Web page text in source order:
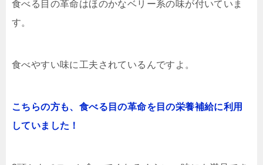
食べる目の革命はほのかなベリー系の味が付いていま
す。
食べやすい味に工夫されているんですよ。
こちらの方も、食べる目の革命を目の栄養補給に利用
していました！